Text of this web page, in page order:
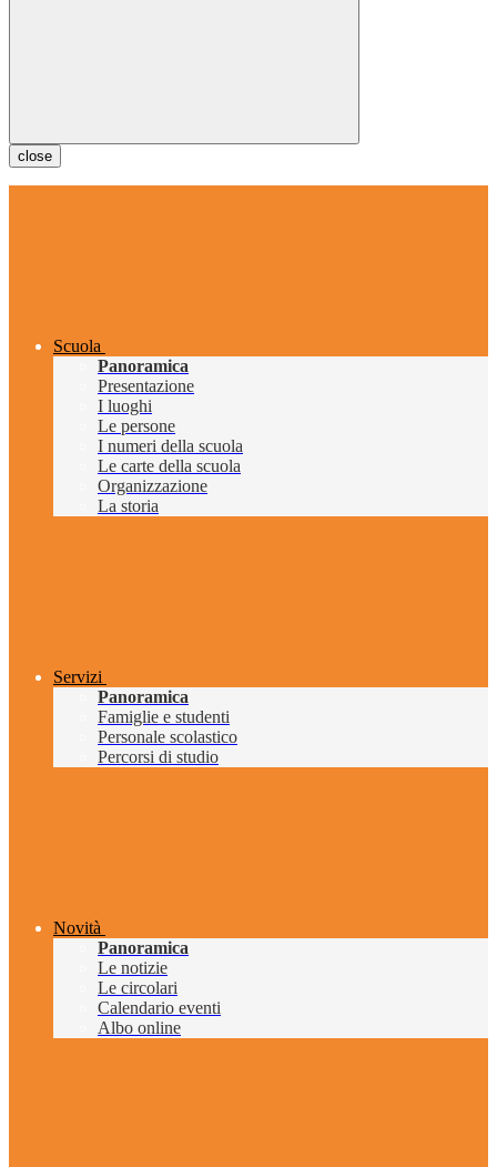
close
Scuola
Panoramica
Presentazione
I luoghi
Le persone
I numeri della scuola
Le carte della scuola
Organizzazione
La storia
Servizi
Panoramica
Famiglie e studenti
Personale scolastico
Percorsi di studio
Novità
Panoramica
Le notizie
Le circolari
Calendario eventi
Albo online